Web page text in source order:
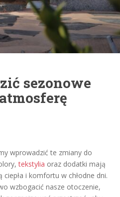
sezonowe
wprowadzić te zmiany do
tekstylia oraz dodatki mają
i komfortu w chłodne dni.
wzbogacić nasze otoczenie,